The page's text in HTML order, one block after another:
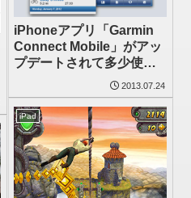
iPhoneアプリ「Garmin
Connect Mobile」がアッ
プデートされて多少使え
るようになった、がしか
し
2013.07.24
iPad